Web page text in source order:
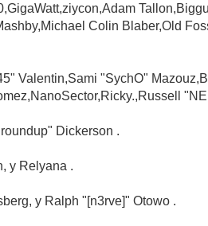
Colin Blaber,Old
Valentin,Sami "SychO"
Dickerson .
y Relyana .
y Ralph "[n3rve]" Otowo .